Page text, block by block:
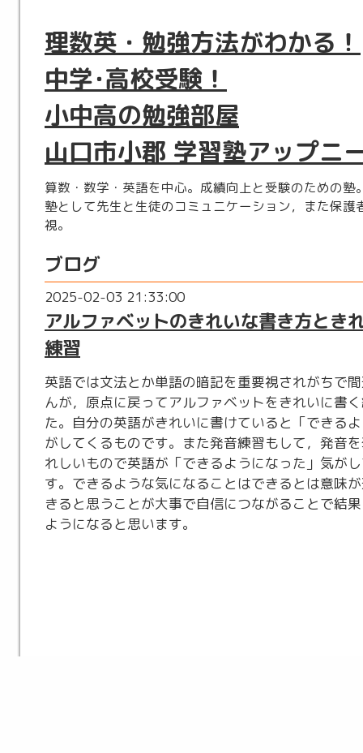
理数英・勉強方法がわかる！
中学･高校受験！
小中高の勉強部屋
山口市小郡 学習塾アップニ
算数・数学・英語を中心。成績向上と受験のための塾
塾として先生と生徒のコミュニケーション，また保護
視。
ブログ
2025-02-03 21:33:00
アルファベットのきれいな書き方とき
練習
英語では文法とか単語の暗記を重要視されがちで
んが，原点に戻ってアルファベットをきれいに書
た。自分の英語がきれいに書けていると「できる
がしてくるものです。また発音練習もして，発音
れしいもので英語が「できるようになった」気が
す。できるような気になることはできるとは意味
きると思うことが大事で自信につながることで結
ようになると思います。